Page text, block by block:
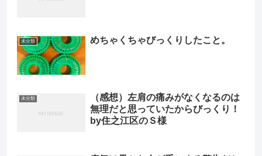
未分類 めちゃくちゃびっくりしたこと。
未分類
（感想）左肩の痛みがなくなるのは
無理だと思っていたからびっくり！
by住之江区のＳ様